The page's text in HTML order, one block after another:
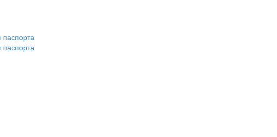
паспорта
паспорта